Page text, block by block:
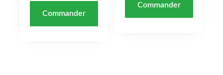
Commander
Commander